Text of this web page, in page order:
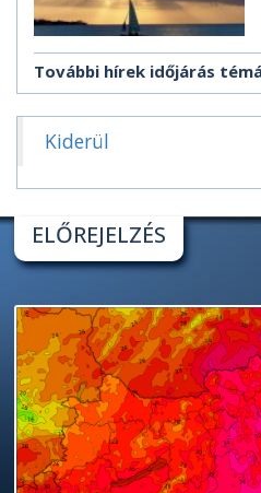
További hírek időjárás
Kiderül
ELŐREJELZÉS